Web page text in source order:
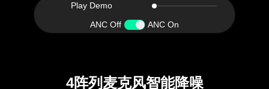
Play Demo
ANC Off
ANC On
4阵列麦克风智能降噪